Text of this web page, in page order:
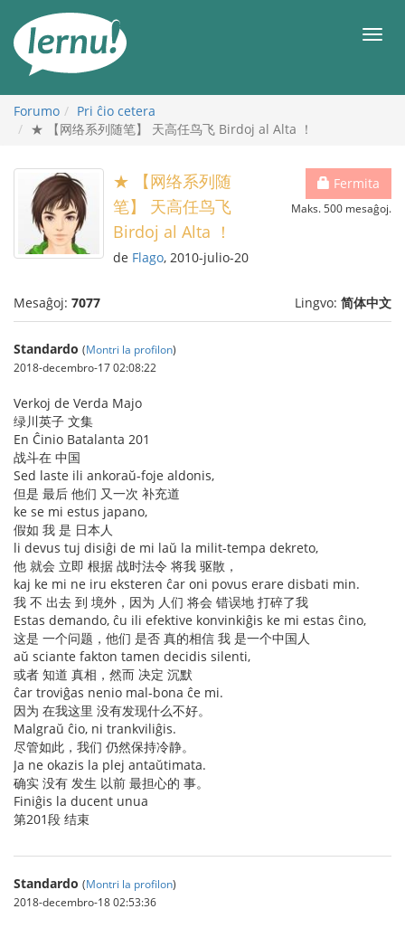
enhavo
Forumo
Pri ĉio cetera
★ 【网络系列随笔】 天高任鸟飞 Birdoj al Alta ！
Fermita
Maks. 500 mesaĝoj.
★ 【网络系列随
笔】 天高任鸟飞
Birdoj al Alta ！
de Flago, 2010-julio-20
Mesaĝoj: 7077 Lingvo: 简体中文
Standardo (Montri la profilon)
2018-decembro-17 02:08:22
Verkoj de Verda Majo
绿川英子 文集
En Ĉinio Batalanta 201
战斗在 中国
Sed laste ili ankoraŭ-foje aldonis,
但是 最后 他们 又一次 补充道
ke se mi estus japano,
假如 我 是 日本人
li devus tuj disiĝi de mi laŭ la milit-tempa dekreto,
他 就会 立即 根据 战时法令 将我 驱散，
kaj ke mi ne iru eksteren ĉar oni povus erare disbati min.
我 不 出去 到 境外，因为 人们 将会 错误地 打碎了我
Estas demando, ĉu ili efektive konvinkiĝis ke mi estas ĉino,
这是 一个问题，他们 是否 真的相信 我 是一个中国人
aŭ sciante fakton tamen decidis silenti,
或者 知道 真相，然而 决定 沉默
ĉar troviĝas nenio mal-bona ĉe mi.
因为 在我这里 没有发现什么不好。
Malgraŭ ĉio, ni trankviliĝis.
尽管如此，我们 仍然保持冷静。
Ja ne okazis la plej antaŭtimata.
确实 没有 发生 以前 最担心的 事。
Finiĝis la ducent unua
第201段 结束
Standardo (Montri la profilon)
2018-decembro-18 02:53:36